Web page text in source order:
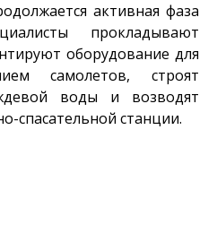
активная фаза
прокладывают
оборудование для
самолетов, строят
воды и возводят
спасательной станции.